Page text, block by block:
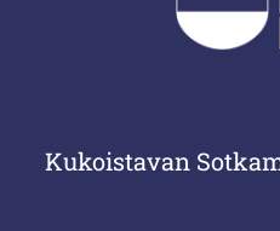
Kukoistavan